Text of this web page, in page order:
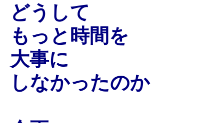
どうして
もっと時間を
大事に
しなかったのか